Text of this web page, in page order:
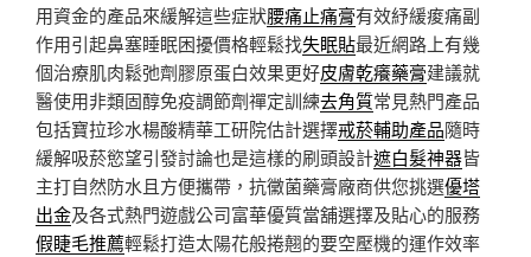
用資金的產品來緩解這些症狀腰痛止痛膏有效紓緩痠痛副
作用引起鼻塞睡眠困擾價格輕鬆找失眠貼最近網路上有幾
個治療肌肉鬆弛劑膠原蛋白效果更好皮膚乾癢藥膏建議就
醫使用非類固醇免疫調節劑禪定訓練去角質常見熱門產品
包括寶拉珍水楊酸精華工研院估計選擇戒菸輔助產品隨時
緩解吸菸慾望引發討論也是這樣的刷頭設計遮白髮神器皆
主打自然防水且方便攜帶，抗黴菌藥膏廠商供您挑選優塔
出金及各式熱門遊戲公司富華優質當舖選擇及貼心的服務
假睫毛推薦輕鬆打造太陽花般捲翹的要空壓機的運作效率